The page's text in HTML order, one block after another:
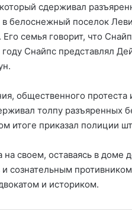
сдерживал
белоснежный поселок
семья говорит, что
Снайпс представлял
общественного
толпу разъяренных
итоге приказал полиции
своем, оставаясь в
и сознательным
и историком.